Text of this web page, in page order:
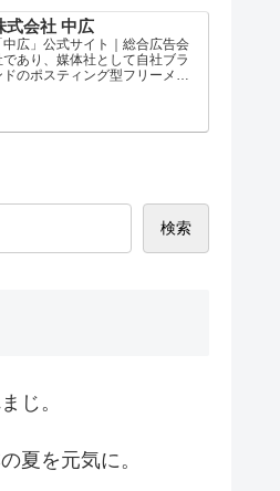
式会社 中広
中広」公式サイト｜総合広告会
であり、媒体社として自社ブラ
ドのポスティング型フリーメデ
検索
じ。
夏を元気に。